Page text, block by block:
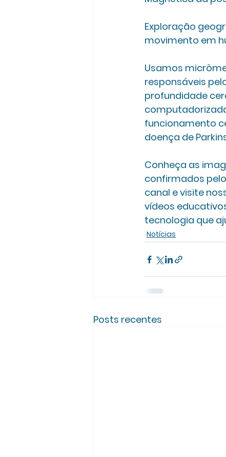
Exploração
movimento em
Usamos
responsáveis
profundidade
funcionamento
doença de
Conheça as
confirmados
canal e visite
vídeos
tecnologia que
Notícias
Posts recentes